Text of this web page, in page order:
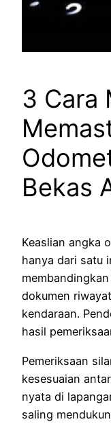
3 Cara
Bekas
Keaslian angka
hanya dari satu
dokumen
kendaraan.
hasil
Pemeriksaan
kesesuaian
nyata di
saling